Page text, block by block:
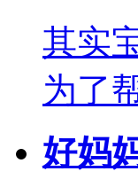
其实
为了
好妈